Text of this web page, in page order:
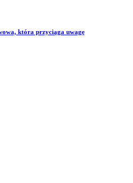
która przyciąga uwagę